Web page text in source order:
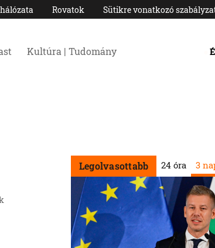
Rovatok Sütikre vonatkozó
Kultúra | Tudomány
Legolvasottabb 24 óra 3